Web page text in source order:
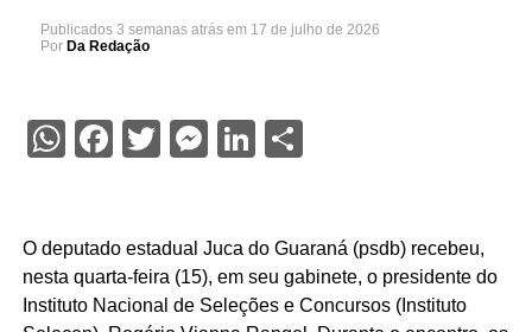
Publicados 3 semanas atrás em 17 de julho de 2026
Por Da Redação
WhatsApp
Facebook
Twitter
Messenger
LinkedIn
Share
O deputado estadual Juca do Guaraná (psdb) recebeu,
nesta quarta-feira (15), em seu gabinete, o presidente do
Instituto Nacional de Seleções e Concursos (Instituto